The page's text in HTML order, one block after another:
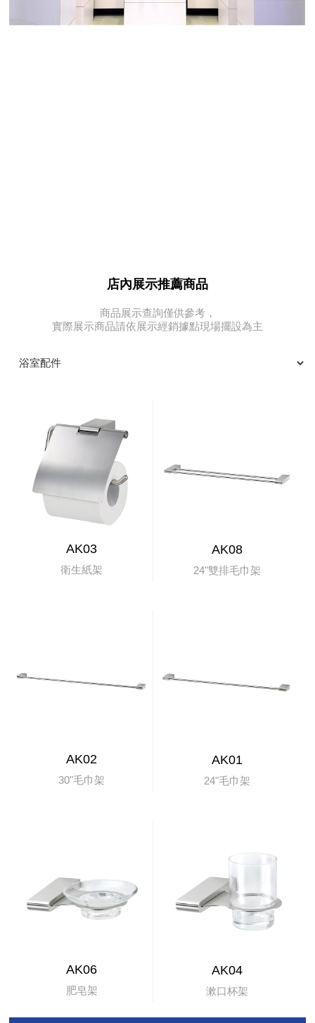
店內展示推薦商品
商品展示查詢僅供參考，
實際展示商品請依展示經銷據點現場擺設為主
AK03
衛生紙架
AK08
24"雙排毛巾架
AK02
30"毛巾架
AK01
24"毛巾架
AK06
肥皂架
AK04
漱口杯架